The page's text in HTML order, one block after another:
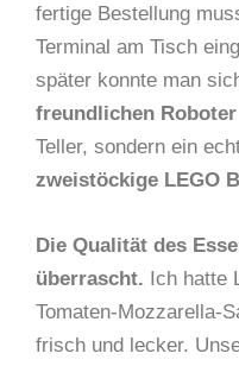
fertige Bestellung
Terminal am Tisch
später konnte man
freundlichen Roboter
Teller, sondern ein
zweistöckige LEGO
Die Qualität des
überrascht. Ich hatte
Tomaten-Mozzarella-
frisch und lecker.